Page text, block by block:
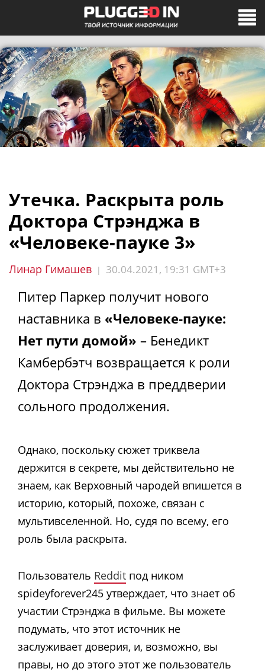
Утечка. Раскрыта роль
Доктора Стрэнджа в
«Человеке-пауке 3»
Линар Гимашев | 30.04.2021, 19:31 GMT+3
Питер Паркер получит нового
наставника в «Человеке-пауке:
Нет пути домой» – Бенедикт
Камбербэтч возвращается к роли
Доктора Стрэнджа в преддверии
сольного продолжения.
Однако, поскольку сюжет триквела
держится в секрете, мы действительно не
знаем, как Верховный чародей впишется в
историю, который, похоже, связан с
мультивселенной. Но, судя по всему, его
роль была раскрыта.
Пользователь Reddit под ником
spideyforever245 утверждает, что знает об
участии Стрэнджа в фильме. Вы можете
подумать, что этот источник не
заслуживает доверия, и, возможно, вы
правы, но до этого этот же пользователь